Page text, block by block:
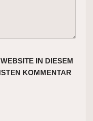
IN DIESEM
KOMMENTAR